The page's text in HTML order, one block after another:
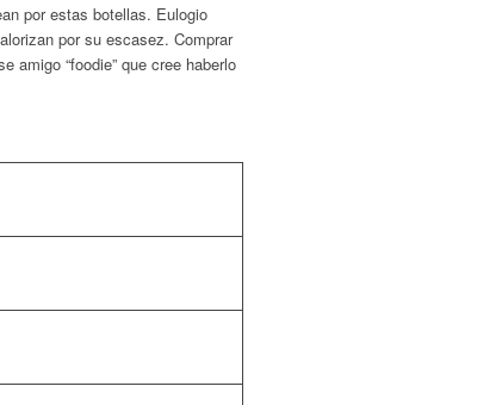
por estas botellas. Eulogio
por su escasez. Comprar
amigo “foodie” que cree haberlo